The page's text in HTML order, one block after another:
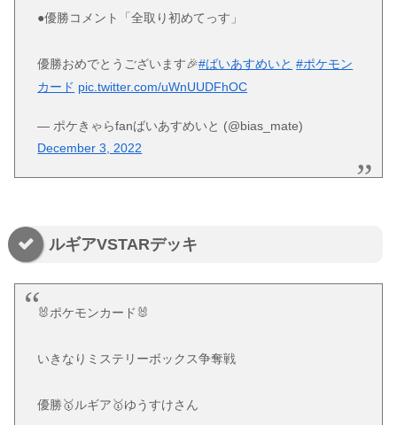
●優勝コメント「全取り初めてっす」
優勝おめでとうございます🎉#ばいあすめいと #ポケモン
カード pic.twitter.com/uWnUUDFhOC
— ポケきゃらfanばいあすめいと (@bias_mate)
December 3, 2022
ルギアVSTARデッキ
🐰ポケモンカード🐰
いきなりミステリーボックス争奪戦
優勝🥇ルギア🥇ゆうすけさん